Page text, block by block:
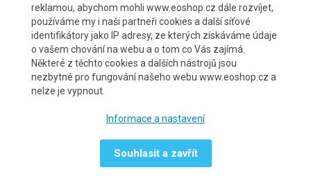
Možnosti dopravy
reklamou, abychom mohli www.eoshop.cz dále rozvíjet,
používáme my i naši partneři cookies a další síťové
identifikátory jako IP adresy, ze kterých získáváme údaje
o vašem chování na webu a o tom co Vás zajímá.
Některé z těchto cookies a dalších nástrojů jsou
nezbytné pro fungování našeho webu www.eoshop.cz a
nelze je vypnout.
Informace a nastavení
Souhlasit a zavřít